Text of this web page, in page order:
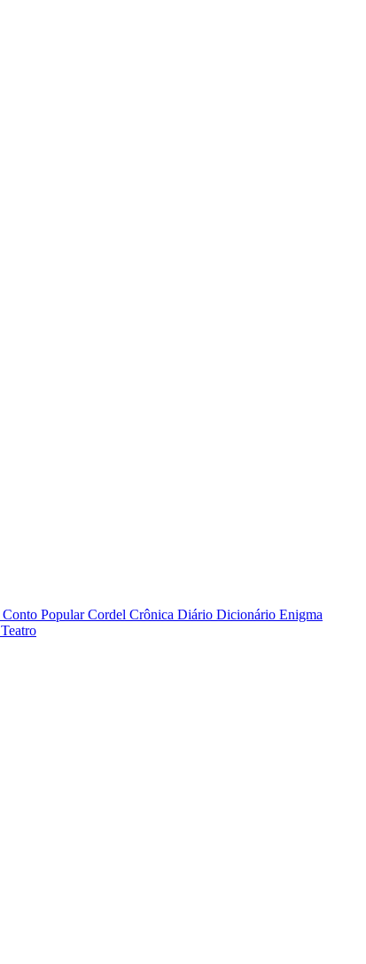
Conto PopularCordel Crônica Diário Dicionário Enigma
Teatro